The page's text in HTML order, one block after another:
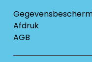
Afdruk
AGB